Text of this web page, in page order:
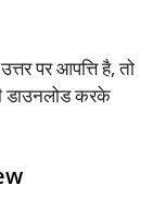
पर आपत्ति है, तो
डाउनलोड करके